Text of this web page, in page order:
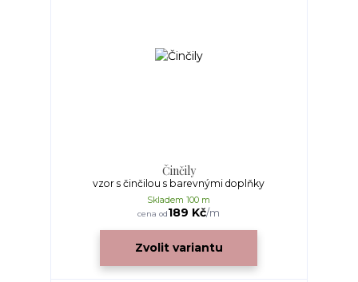
Činčily
vzor s činčilou s barevnými doplňky
cena od189 Kč/m
Skladem 100 m
Zvolit variantu